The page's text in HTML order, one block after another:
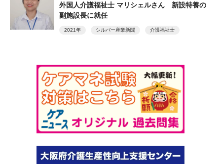
外国人介護福祉士 マリシェルさん 新設特養の
副施設長に就任
2021年 シルバー産業新聞 介護福祉士